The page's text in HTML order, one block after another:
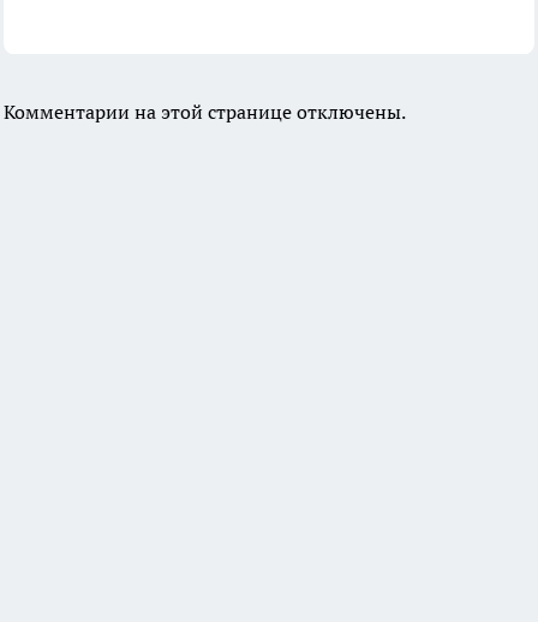
Комментарии на этой странице отключены.